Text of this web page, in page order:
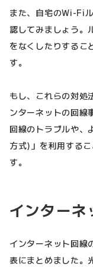
また、自宅のWi-Fi
認してみましょう。
をなくしたりするこ
す。
もし、これらの対処
ンターネットの回線
回線のトラブルや、
方式)」を利用する
す。
インターネ
インターネット回線
表にまとめました。